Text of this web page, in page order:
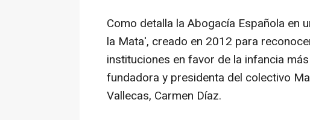
Como detalla la Abogacía Española en
la Mata', creado en 2012 para
instituciones en favor de la infancia
fundadora y presidenta del colectivo
Vallecas, Carmen Díaz.